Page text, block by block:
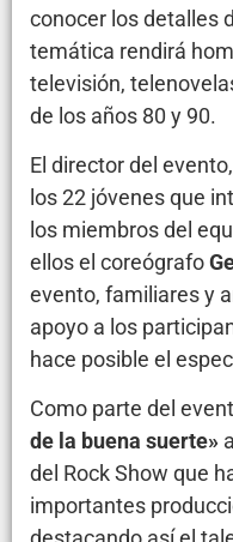
conocer los detalles
temática rendirá
televisión,
de los años 80 y 90.
El director del evento,
los 22 jóvenes que
los miembros del
ellos el coreógrafo
evento, familiares y
apoyo a los
hace posible el
Como parte del
de la buena suerte» a
del Rock Show que
importantes